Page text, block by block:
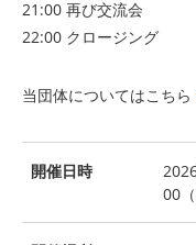
21:00 再び交流会
22:00 クロージング
当団体についてはこちら
開催日時
00